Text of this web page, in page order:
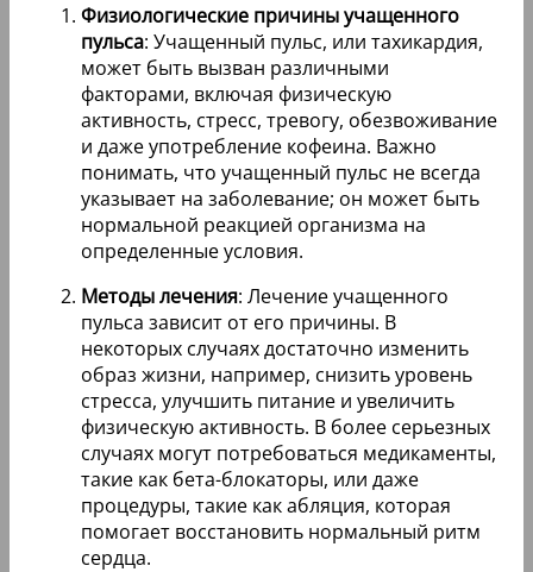
Физиологические причины учащенного
пульса: Учащенный пульс, или тахикардия,
может быть вызван различными
факторами, включая физическую
активность, стресс, тревогу, обезвоживание
и даже употребление кофеина. Важно
понимать, что учащенный пульс не всегда
указывает на заболевание; он может быть
нормальной реакцией организма на
определенные условия.
Методы лечения: Лечение учащенного
пульса зависит от его причины. В
некоторых случаях достаточно изменить
образ жизни, например, снизить уровень
стресса, улучшить питание и увеличить
физическую активность. В более серьезных
случаях могут потребоваться медикаменты,
такие как бета-блокаторы, или даже
процедуры, такие как абляция, которая
помогает восстановить нормальный ритм
сердца.